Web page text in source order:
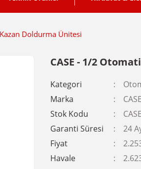
Doldurma Ünitesi
CASE - 1/2
Kategori
Marka
CASE
Stok Kodu
Garanti Süresi
24
Fiyat
Havale